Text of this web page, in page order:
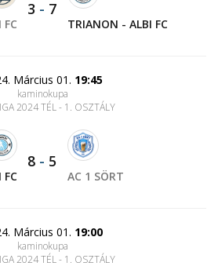
FC
3 - 7
TRIANON - ALBI FC
Március 01. 19:45
kaminokupa
2024 TÉL - 1. OSZTÁLY
FC
8 - 5
AC 1 SÖRT
Március 01. 19:00
kaminokupa
2024 TÉL - 1. OSZTÁLY